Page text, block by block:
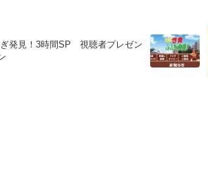
発見！3時間SP 視聴者プレゼン